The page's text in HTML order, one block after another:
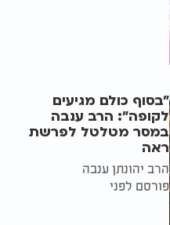
"בסוף כולם מגיעים
לקופה": הרב ענבה
במסר מטלטל לפרשת
ראה
הרב יהונתן ענבה
פורסם לפני